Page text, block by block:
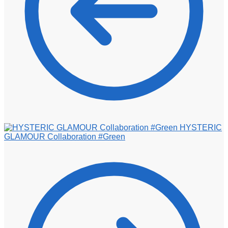
HYSTERIC
GLAMOUR Collaboration #Green